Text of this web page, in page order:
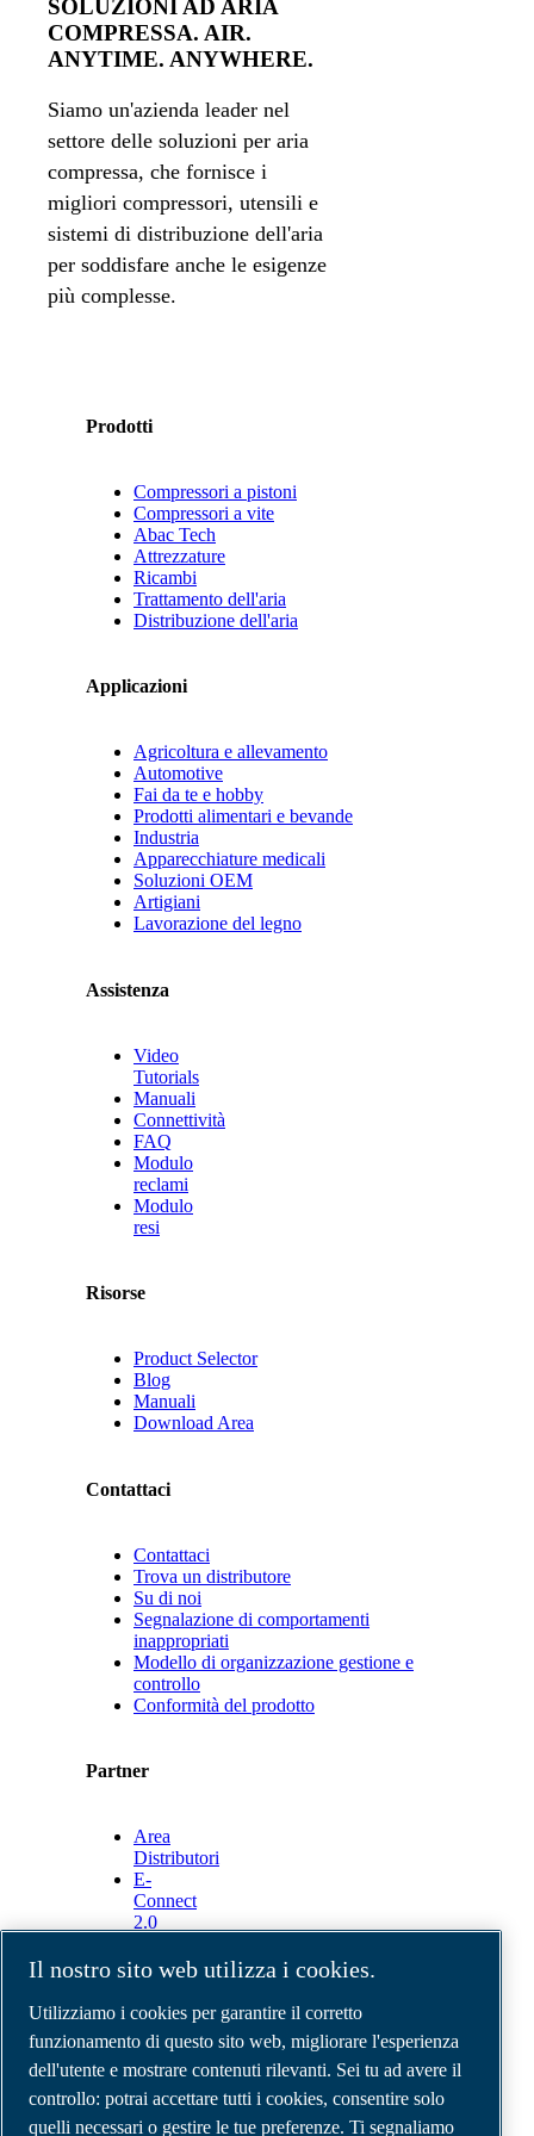
SOLUZIONI AD ARIA
COMPRESSA. AIR.
ANYTIME. ANYWHERE.
Siamo un'azienda leader nel
settore delle soluzioni per aria
compressa, che fornisce i
migliori compressori, utensili e
sistemi di distribuzione dell'aria
per soddisfare anche le esigenze
più complesse.
Prodotti
Compressori a pistoni
Compressori a vite
Abac Tech
Attrezzature
Ricambi
Trattamento dell'aria
Distribuzione dell'aria
Applicazioni
Agricoltura e allevamento
Automotive
Fai da te e hobby
Prodotti alimentari e bevande
Industria
Apparecchiature medicali
Soluzioni OEM
Artigiani
Lavorazione del legno
Assistenza
Video
Tutorials
Manuali
Connettività
FAQ
Modulo
reclami
Modulo
resi
Risorse
Product Selector
Blog
Manuali
Download Area
Contattaci
Contattaci
Trova un distributore
Su di noi
Segnalazione di comportamenti
inappropriati
Modello di organizzazione gestione e
controllo
Conformità del prodotto
Partner
Area
Distributori
E-
Connect
2.0
Portal
Media
Gallery
©2026 Compressori d'aria ABAC
Note legali e privacy
Modulo resi
Il nostro sito web utilizza i cookies.
Utilizziamo i cookies per garantire il corretto
funzionamento di questo sito web, migliorare l'esperienza
dell'utente e mostrare contenuti rilevanti. Sei tu ad avere il
controllo: potrai accettare tutti i cookies, consentire solo
quelli necessari o gestire le tue preferenze. Ti segnaliamo